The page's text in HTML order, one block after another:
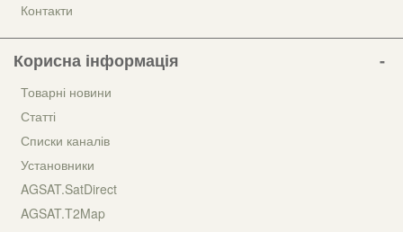
Контакти
Корисна інформація
Товарні новини
Статті
Списки каналів
Установники
AGSAT.SatDirect
AGSAT.T2Map